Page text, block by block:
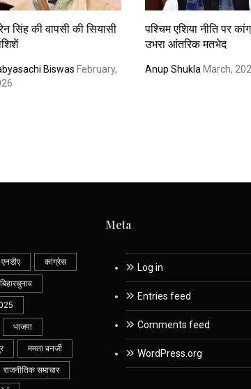
सिंह की वापसी की सियासी
Biswas February,
पश्चिम एशिया नीति पर
उभरा आंतरिक मतभेद
Anup Shukla March,
एनडीए कांग्रेस
बिहारचुनाव
भाजपा
ममता बनर्जी
राजनीतिक समाचार
Meta
Log in
Entries feed
Comments feed
WordPress.org